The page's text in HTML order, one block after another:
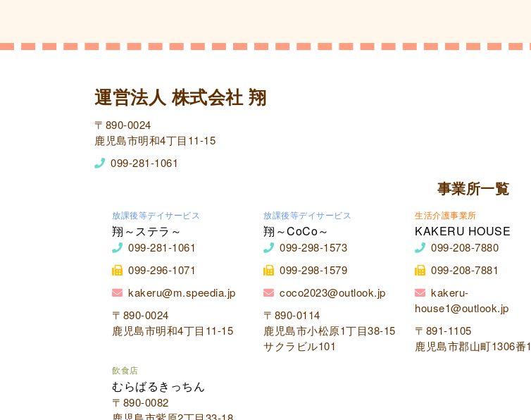
運営法人 株式会社 翔
〒890-0024
鹿児島市明和4丁目11-15
099-281-1061
事業所一覧
放課後等デイサービス
翔～ステラ～
099-281-1061
099-296-1071
kakeru@m.speedia.jp
〒890-0024
鹿児島市明和4丁目11-15
放課後等デイサービス
翔～CoCo～
099-298-1573
099-298-1579
coco2023@outlook.jp
〒890-0114
鹿児島市小松原1丁目38-15
サクラビル101
生活介護事業所
KAKERU HOUSE
099-208-7880
099-208-7881
kakeru-
house1@outlook.jp
〒891-1105
鹿児島市郡山町1306番1
飲食店
むらばるきっちん
〒890-0082